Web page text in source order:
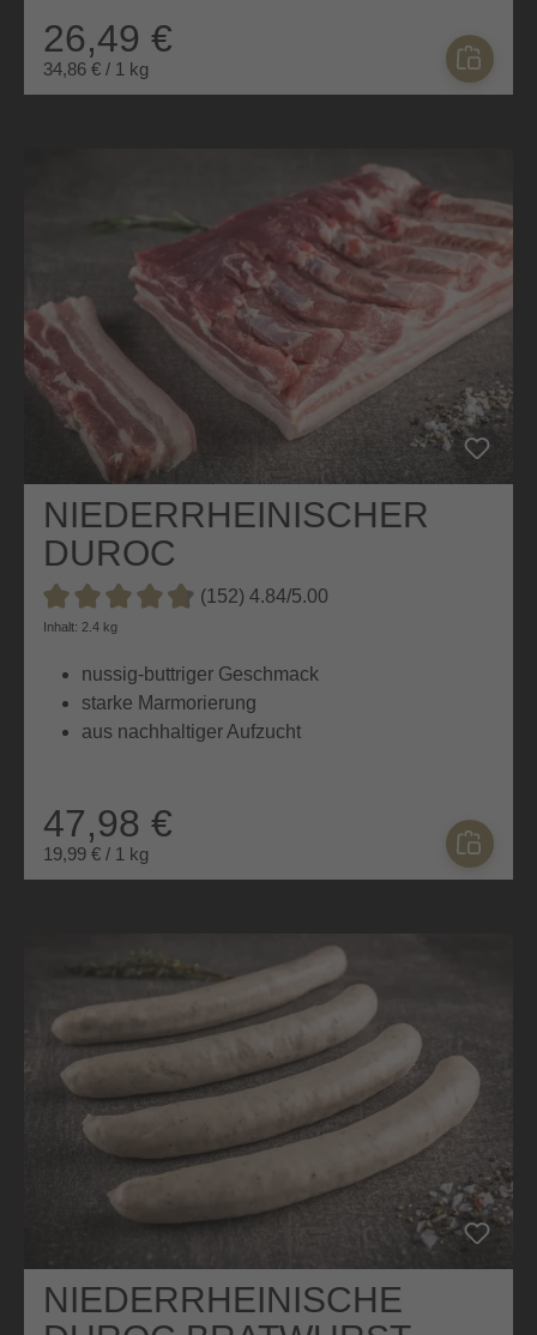
26,49 €
34,86 € / 1 kg
NIEDERRHEINISCHER
DUROC
SCHWEINEBAUCH
Durchschnittliche Bewertung von 4.8 von 5 Sternen
(152) 4.84/5.00
Inhalt: 2.4 kg
nussig-buttriger Geschmack
starke Marmorierung
aus nachhaltiger Aufzucht
47,98 €
19,99 € / 1 kg
NIEDERRHEINISCHE